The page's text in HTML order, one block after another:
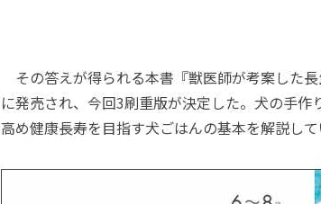
その答えが得られる本書『獣医師が考案した
に発売され、今回3刷重版が決定した。犬の手
高め健康長寿を目指す犬ごはんの基本を解説して